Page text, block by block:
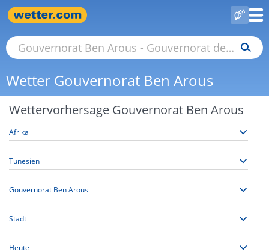
Wetter Gouvernorat Ben Arous
Wettervorhersage Gouvernorat Ben Arous